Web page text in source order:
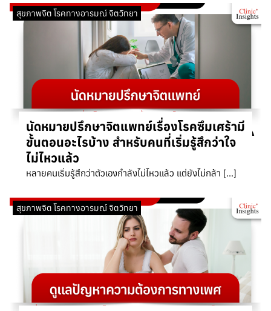
สุขภาพจิต โรคทางอารมณ์ จิตวิทยา
นัดหมายปรึกษาจิตแพทย์เรื่องโรคซึมเศร้ามี
ขั้นตอนอะไรบ้าง สำหรับคนที่เริ่มรู้สึกว่าใจ
ไม่ไหวแล้ว
หลายคนเริ่มรู้สึกว่าตัวเองกำลังไม่ไหวแล้ว แต่ยังไม่กล้า […]
สุขภาพจิต โรคทางอารมณ์ จิตวิทยา